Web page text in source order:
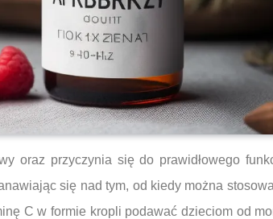
oraz przyczynia się do prawidłowego
się nad tym, od kiedy można
C w formie kropli podawać dzieciom od